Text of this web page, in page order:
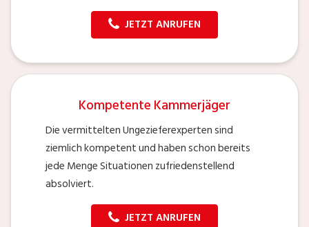
JETZT ANRUFEN
Kompetente Kammerjäger
Die vermittelten Ungezieferexperten sind
ziemlich kompetent und haben schon bereits
jede Menge Situationen zufriedenstellend
absolviert.
JETZT ANRUFEN